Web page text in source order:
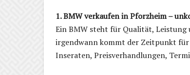
1. BMW verkaufen in Pforzheim –
Ein BMW steht für Qualität, Leistung
irgendwann kommt der Zeitpunkt für
Inseraten, Preisverhandlungen,